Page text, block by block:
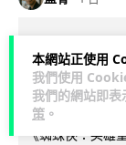
本網站正使用
我們使用
我們的網站即
策 。
BMW 車
車主怒轟
BMW 近日透過
《蜘蛛俠：英雄